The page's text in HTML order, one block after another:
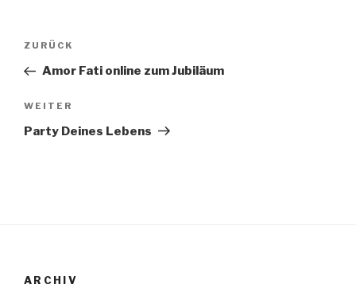
Beitrags-
Vorheriger
Beitrag
ZURÜCK
Amor Fati online zum Jubiläum
Nächster
Beitrag
WEITER
Party Deines Lebens
ARCHIV